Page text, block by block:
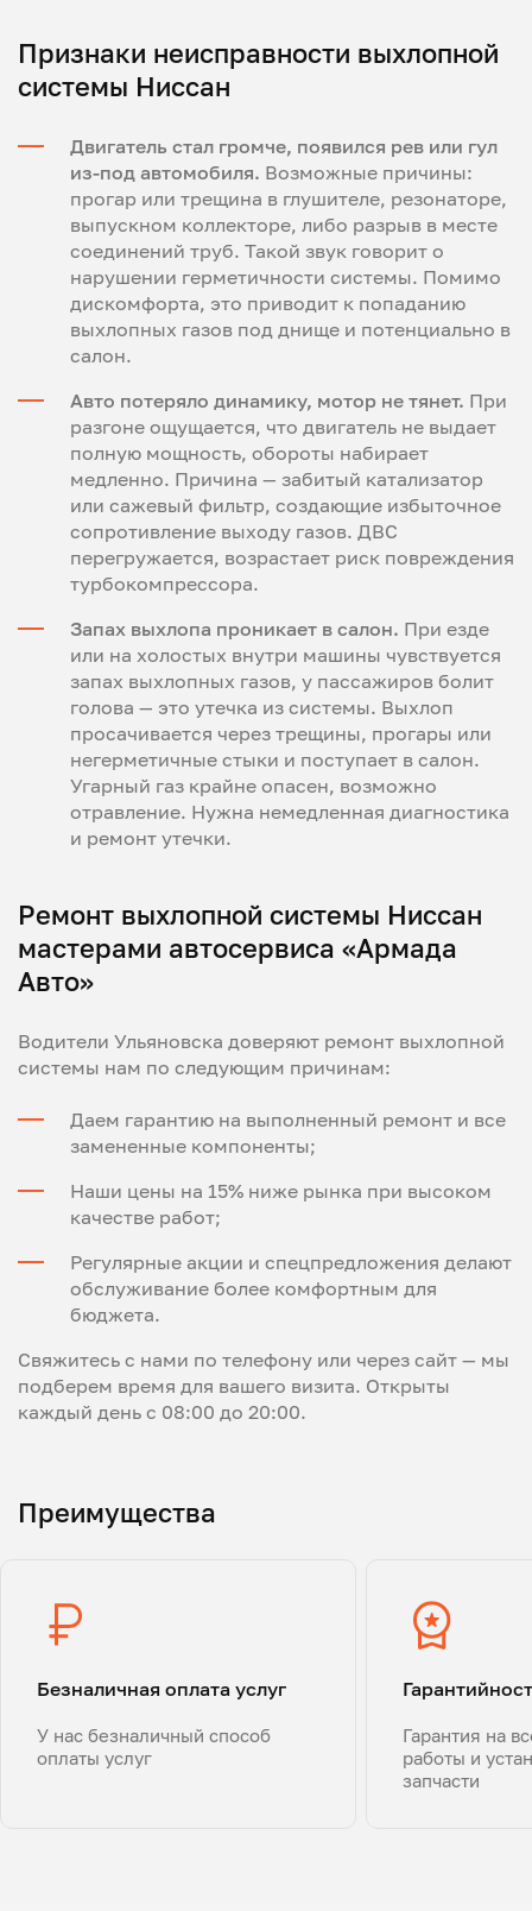
Признаки неисправности выхлопной
системы Ниссан
Двигатель стал громче, появился рев или гул
из-под автомобиля. Возможные причины:
прогар или трещина в глушителе, резонаторе,
выпускном коллекторе, либо разрыв в месте
соединений труб. Такой звук говорит о
нарушении герметичности системы. Помимо
дискомфорта, это приводит к попаданию
выхлопных газов под днище и потенциально в
салон.
Авто потеряло динамику, мотор не тянет. При
разгоне ощущается, что двигатель не выдает
полную мощность, обороты набирает
медленно. Причина — забитый катализатор
или сажевый фильтр, создающие избыточное
сопротивление выходу газов. ДВС
перегружается, возрастает риск повреждения
турбокомпрессора.
Запах выхлопа проникает в салон. При езде
или на холостых внутри машины чувствуется
запах выхлопных газов, у пассажиров болит
голова — это утечка из системы. Выхлоп
просачивается через трещины, прогары или
негерметичные стыки и поступает в салон.
Угарный газ крайне опасен, возможно
отравление. Нужна немедленная диагностика
и ремонт утечки.
Ремонт выхлопной системы Ниссан
мастерами автосервиса «Армада
Авто»
Водители Ульяновска доверяют ремонт выхлопной
системы нам по следующим причинам:
Даем гарантию на выполненный ремонт и все
замененные компоненты;
Наши цены на 15% ниже рынка при высоком
качестве работ;
Регулярные акции и спецпредложения делают
обслуживание более комфортным для
бюджета.
Свяжитесь с нами по телефону или через сайт — мы
подберем время для вашего визита. Открыты
каждый день с 08:00 до 20:00.
Преимущества
Безналичная оплата услуг
У нас безналичный способ
оплаты услуг
Гарантия на
работы и
запчасти